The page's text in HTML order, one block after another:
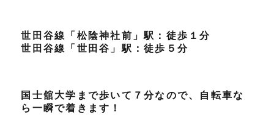
世田谷線「松陰神社前」駅：徒歩１分
世田谷線「世田谷」駅：徒歩５分
国士舘大学まで歩いて７分なので、自転車な
ら一瞬で着きます！